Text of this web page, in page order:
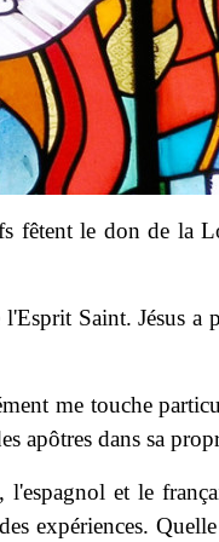
fêtent le don de
Saint. Jésus
me touche
apôtres dans sa
et le
expériences.